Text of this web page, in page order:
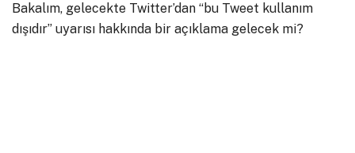
Bakalım, gelecekte Twitter’dan “bu Tweet kullanım
dışıdır” uyarısı hakkında bir açıklama gelecek mi?